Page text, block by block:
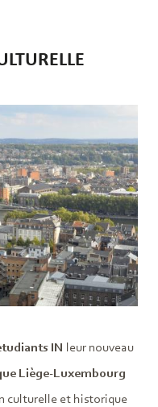
IN
leur nouveau
Liège-Luxembourg
culturelle et historique